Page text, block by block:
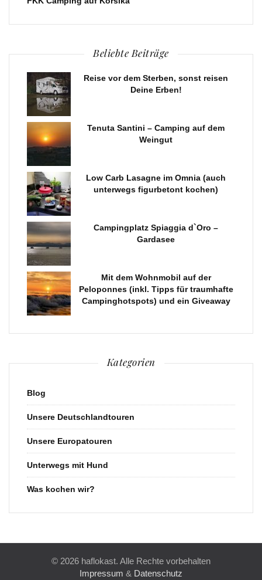
Beliebte Beiträge
Reise vor dem Sterben, sonst reisen
Deine Erben!
Tenuta Santini – Camping auf dem
Weingut
Low Carb Lasagne im Omnia (auch
unterwegs figurbetont kochen)
Campingplatz Spiaggia d`Oro –
Gardasee
Mit dem Wohnmobil auf der
Peloponnes (inkl. Tipps für traumhafte
Campinghotspots) und ein Giveaway
Kategorien
Blog
Unsere Deutschlandtouren
Unsere Europatouren
Unterwegs mit Hund
Was kochen wir?
© 2026 haflokast. Alle Rechte vorbehalten
Impressum & Datenschutz